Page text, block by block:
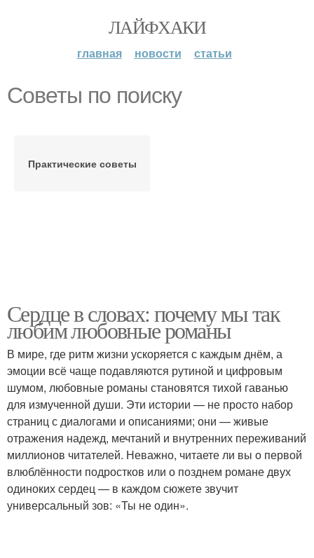
ЛАЙФХАКИ
главная новости статьи
Советы по поиску
Практические советы
Сердце в словах: почему мы так
любим любовные романы
В мире, где ритм жизни ускоряется с каждым днём, а
эмоции всё чаще подавляются рутиной и цифровым
шумом, любовные романы становятся тихой гаванью
для измученной души. Эти истории — не просто набор
страниц с диалогами и описаниями; они — живые
отражения надежд, мечтаний и внутренних переживаний
миллионов читателей. Неважно, читаете ли вы о первой
влюблённости подростков или о позднем романе двух
одиноких сердец — в каждом сюжете звучит
универсальный зов: «Ты не один».